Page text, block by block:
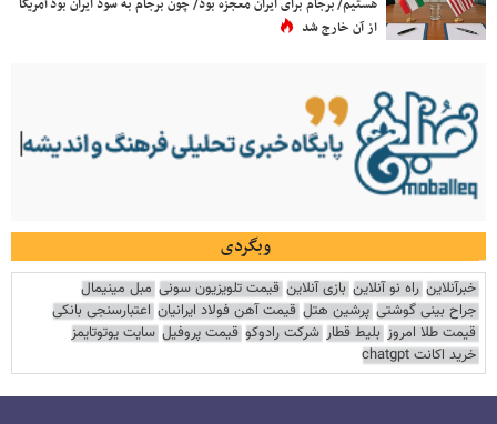
از آن خارج شد
وبگردی
خبرآنلاین راه نو آنلاین بازی آنلاین قیمت تلویزیون سونی مبل مینیمال
جراح بینی گوشتی پرشین هتل قیمت آهن فولاد ایرانیان اعتبارسنجی بانکی
قیمت طلا امروز بلیط قطار شرکت رادوکو قیمت پروفیل سایت یوتوتایمز
خرید اکانت chatgpt